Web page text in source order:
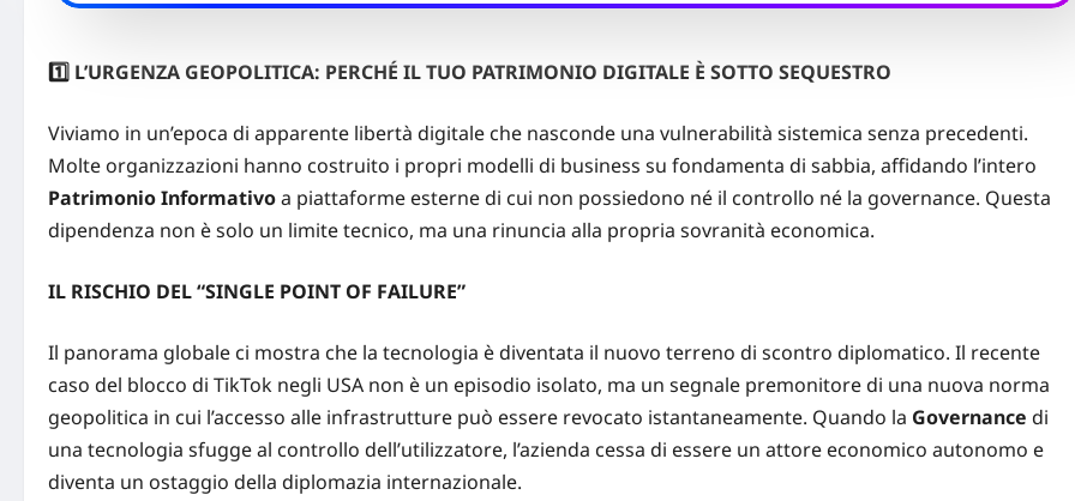
1️ ⃣ L’URGENZA GEOPOLITICA: PERCHÉ IL TUO PATRIMONIO DIGITALE È SOTTO SEQUESTRO
Viviamo in un’epoca di apparente libertà digitale che nasconde una vulnerabilità sistemica senza precedenti.
Molte organizzazioni hanno costruito i propri modelli di business su fondamenta di sabbia, affidando l’intero
Patrimonio Informativoa piattaforme esterne di cui non possiedono né il controllo né la governance. Questa
dipendenza non è solo un limite tecnico, ma una rinuncia alla propria sovranità economica.
IL RISCHIO DEL “SINGLE POINT OF FAILURE”
Il panorama globale ci mostra che la tecnologia è diventata il nuovo terreno di scontro diplomatico. Il recente
caso del blocco di TikTok negli USA non è un episodio isolato, ma un segnale premonitore di una nuova norma
geopolitica in cui l’accesso alle infrastrutture può essere revocato istantaneamente. Quando la Governance di
una tecnologia sfugge al controllo dell’utilizzatore, l’azienda cessa di essere un attore economico autonomo e
diventa un ostaggio della diplomazia internazionale.